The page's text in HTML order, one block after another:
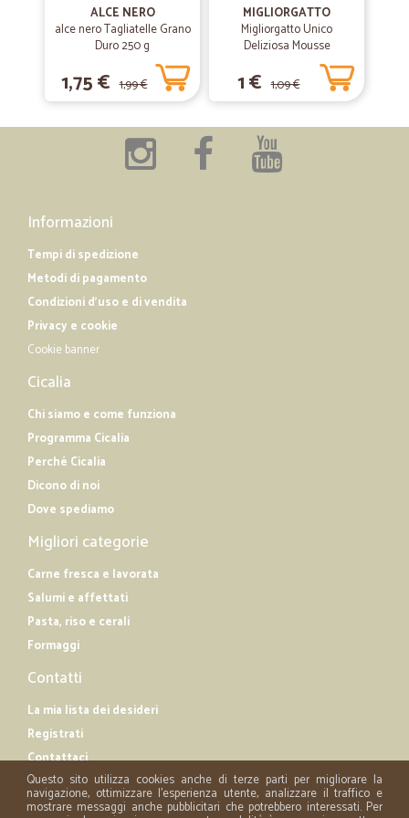
15/06/2019
Giorgio C.
glie ne do 5 perchè hanno i prezzi…
e sono sempre rapidi nelle spedizioni...
ALCE NERO
alce nero Tagliatelle Grano
Duro 250 g
1,75 € 1,99 €
MIGLIORGATTO
Migliorgatto Unico
Deliziosa Mousse
Prosciutto 85 gr.
1 € 1,09 €
Informazioni
Tempi di spedizione
Metodi di pagamento
Condizioni d'uso e di vendita
Privacy e cookie
Cookie banner
Cicalia
Chi siamo e come funziona
Programma Cicalia
Perché Cicalia
Dicono di noi
Dove spediamo
Migliori categorie
Carne fresca e lavorata
Salumi e affettati
Pasta, riso e cerali
Formaggi
Contatti
La mia lista dei desideri
Registrati
Contattaci
Questo sito utilizza cookies anche di terze parti per migliorare la
navigazione, ottimizzare l'esperienza utente, analizzare il traffico e
mostrare messaggi anche pubblicitari che potrebbero interessati. Per